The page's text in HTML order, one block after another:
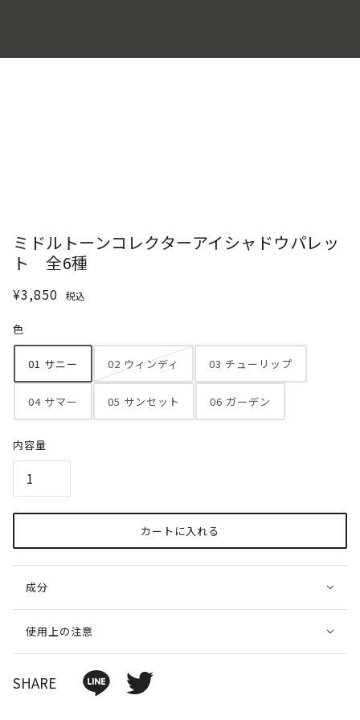
ミドルトーンコレクターアイシャドウパレッ
ト 全6種
¥3,850 税込
色
01 サニー 02 ウィンディ 03 チューリップ
04 サマー 05 サンセット 06 ガーデン
内容量
カートに入れる
成分
使用上の注意
SHARE